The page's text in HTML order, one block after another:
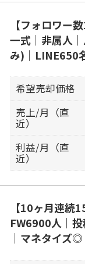
【フォロワー
一式｜非属人
み)｜LINE650
希望売却価格
売上/月（直
近）
利益/月（直
近）
【10ヶ月連続
FW6900人｜
｜マネタイズ◎